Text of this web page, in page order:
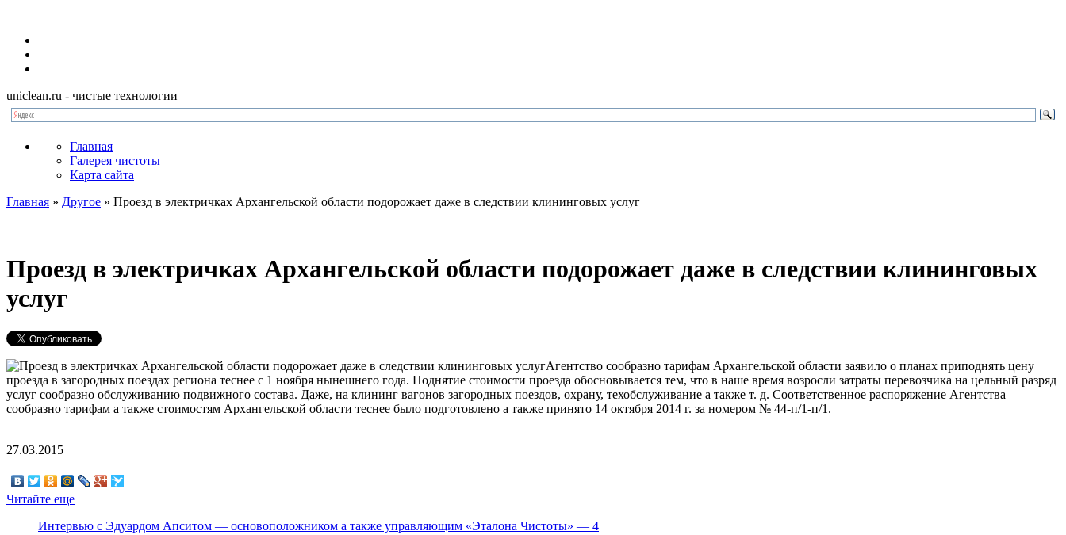
uniclean.ru - чистые технологии
Главная
Галерея чистоты
Карта сайта
Главная » Другое » Проезд в электричках Архангельской области подорожает даже в следствии клининговых услуг
Проезд в электричках Архангельской области подорожает даже в следствии клининговых
услуг
Агентство сообразно тарифам Архангельской области заявило о планах приподнять цену
проезда в загородных поездах региона теснее с 1 ноября нынешнего года. Поднятие стоимости проезда обосновывается тем, что в наше время возросли затраты перевозчика на цельный разряд
услуг сообразно обслуживанию подвижного состава. Даже, на клининг вагонов загородных поездов, охрану, техобслуживание а также т. д. Соответственное распоряжение Агентства
сообразно тарифам а также стоимостям Архангельской области теснее было подготовлено а также принято 14 октября 2014 г. за номером № 44-п/1-п/1.
27.03.2015
Читайте еще
Интервью с Эдуардом Апситом — основоположником а также управляющим «Эталона Чистоты» — 4